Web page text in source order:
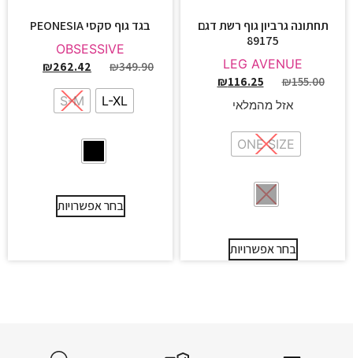
תחתונה גרביון גוף רשת דגם
89175
LEG AVENUE
₪155.00
₪116.25
אזל מהמלאי
ONE SIZE
בחר אפשרויות
בגד גוף סקסי PEONESIA
OBSESSIVE
₪349.90
₪262.42
L-XL
S-M
בחר אפשרויות